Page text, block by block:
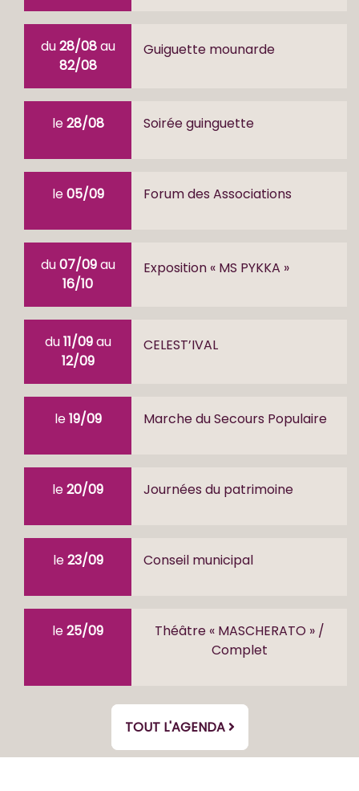
du28/08au
82/08
Guiguette mounarde
le28/08 Soirée guinguette
le05/09 Forum des Associations
du07/09au
16/10
Exposition « MS PYKKA »
du11/09au
12/09
CELEST’IVAL
le19/09 Marche du Secours Populaire
le20/09 Journées du patrimoine
le23/09 Conseil municipal
le25/09
Théâtre « MASCHERATO » /
Complet
TOUT L'AGENDA